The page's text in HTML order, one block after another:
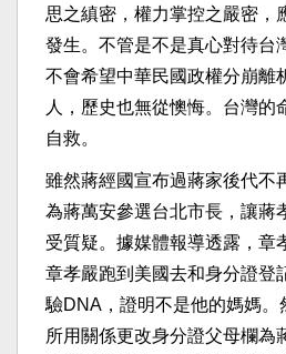
思之縝密，權力掌控之嚴密，
發生。不管是不是真心對待台
不會希望中華民國政權分崩離
人，歷史也無從懊悔。台灣的
自救。
雖然蔣經國宣布過蔣家後代不
為蔣萬安參選台北市長，讓蔣
受質疑。據媒體報導透露，章
章孝嚴跑到美國去和身分證登
驗DNA，證明不是他的媽媽。
所用關係更改身分證父母欄為